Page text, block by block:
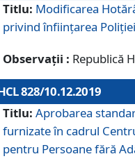
Titlu: Modificarea
privind înființarea
Observații : Republică
828/10.12.2019
Titlu: Aprobarea
furnizate în cadrul
pentru Persoane fără